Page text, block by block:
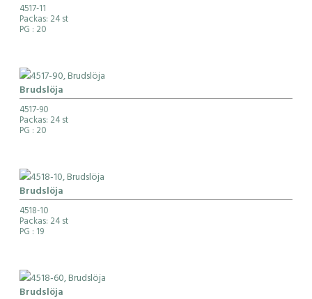
4517-11
Packas: 24 st
PG : 20
Brudslöja
4517-90
Packas: 24 st
PG : 20
Brudslöja
4518-10
Packas: 24 st
PG : 19
Brudslöja